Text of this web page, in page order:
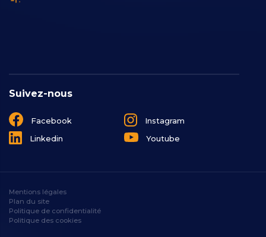
Suivez-nous
Facebook
Instagram
Linkedin
Youtube
Mentions légales
Plan du site
Politique de confidentialité
Politique des cookies